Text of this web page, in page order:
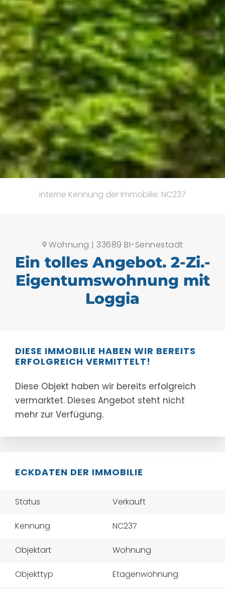
interne Kennung der Immobilie: NC237
Ein tolles Angebot. 2-Zi.-
Eigentumswohnung mit
Loggia
Wohnung | 33689 BI-Sennestadt
DIESE IMMOBILIE HABEN WIR BEREITS
ERFOLGREICH VERMITTELT!
Diese Objekt haben wir bereits erfolgreich
vermarktet. Dieses Angebot steht nicht
mehr zur Verfügung.
ECKDATEN DER IMMOBILIE
Status Verkauft
Kennung NC237
Objektart Wohnung
Objekttyp Etagenwohnung